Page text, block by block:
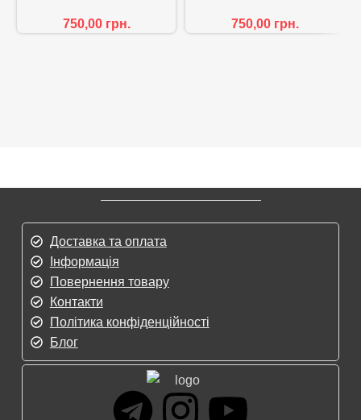
750,00 грн.
750,00 грн.
Доставка та оплата
Інформація
Повернення товару
Контакти
Політика конфіденційності
Блог